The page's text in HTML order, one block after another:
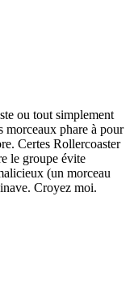
ou tout simplement
morceaux phare à pour
Certes Rollercoaster
le groupe évite
(un morceau
Croyez moi.